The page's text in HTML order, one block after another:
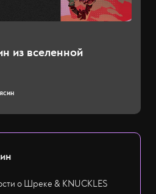
из вселенной
о Шреке & KNUCKLES